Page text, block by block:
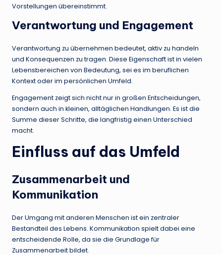
Vorstellungen übereinstimmt.
Verantwortung und Engagement
Verantwortung zu übernehmen bedeutet, aktiv zu handeln
und Konsequenzen zu tragen. Diese Eigenschaft ist in vielen
Lebensbereichen von Bedeutung, sei es im beruflichen
Kontext oder im persönlichen Umfeld.
Engagement zeigt sich nicht nur in großen Entscheidungen,
sondern auch in kleinen, alltäglichen Handlungen. Es ist die
Summe dieser Schritte, die langfristig einen Unterschied
macht.
Einfluss auf das Umfeld
Zusammenarbeit und
Kommunikation
Der Umgang mit anderen Menschen ist ein zentraler
Bestandteil des Lebens. Kommunikation spielt dabei eine
entscheidende Rolle, da sie die Grundlage für
Zusammenarbeit bildet.